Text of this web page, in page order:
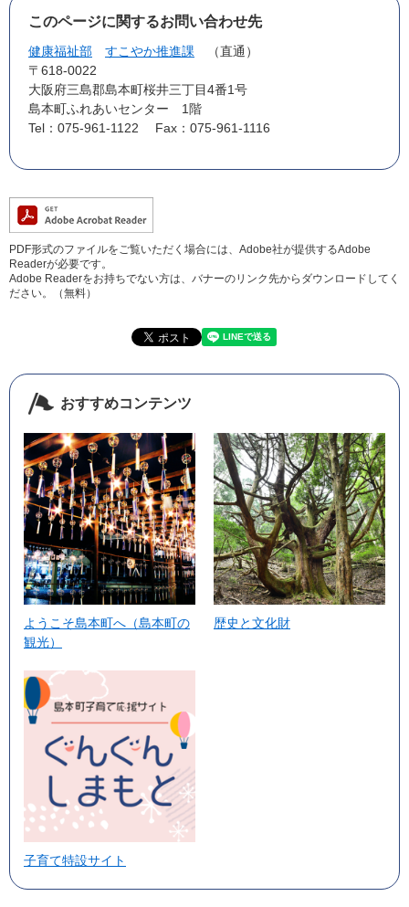
このページに関するお問い合わせ先
健康福祉部 すこやか推進課
直通
〒618-0022
大阪府三島郡島本町桜井三丁目4番1号
島本町ふれあいセンター 1階
Tel：075-961-1122
Fax：075-961-1116
PDF形式のファイルをご覧いただく場合には、Adobe社が提供するAdobe
Readerが必要です。
Adobe Readerをお持ちでない方は、バナーのリンク先からダウンロードしてく
ださい。（無料）
おすすめコンテンツ
ようこそ島本町へ（島本町の
観光）
歴史と文化財
子育て特設サイト